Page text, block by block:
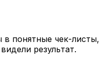
в понятные чек-листы,
результат.